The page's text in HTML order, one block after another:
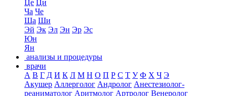
Це Ци
Ча Че
Ша Ши
Эй Эк Эл Эн Эр Эс
Юн
Ян
анализы и процедуры
врачи
А В Г Д И К Л М Н О П Р С Т У Ф Х Ч Э
Акушер Аллерголог Андролог Анестезиолог-
реаниматолог Аритмолог Артролог Венеролог